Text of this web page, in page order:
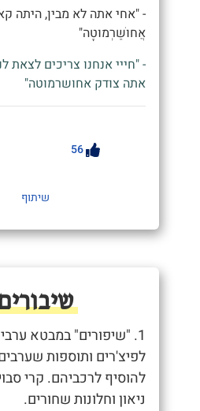
- "אחי אתה לא מבין, היתה
אֲחוּשַׁרְמוּטָה"
- "חייי אנחנו צריכים לצאת
אתה צודק אחושרמוטה"
56
שיתוף
1. "שיפורים" במבטא
לפיצ'רים ותוספות
להוסיף לרכביהם. קרי
ניאון וחלונות שחורים.